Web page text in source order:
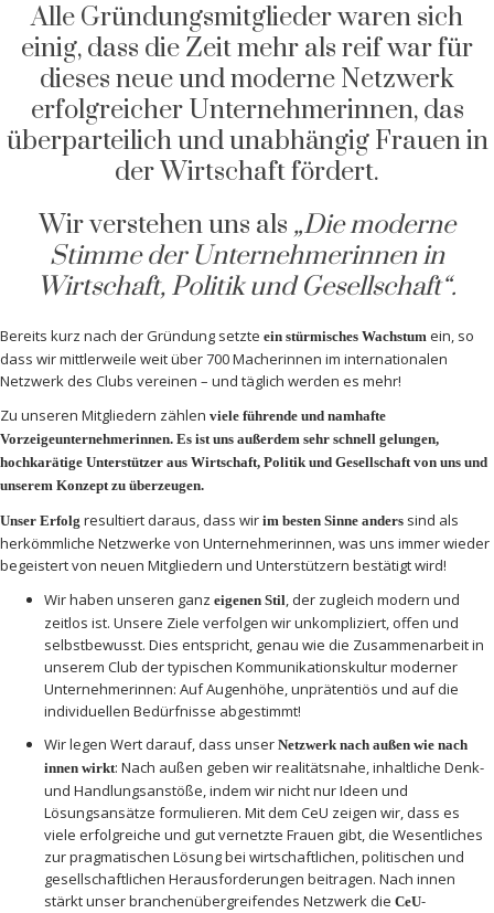
Alle Gründungsmitglieder waren sich
einig, dass die Zeit mehr als reif war für
dieses neue und moderne Netzwerk
erfolgreicher Unternehmerinnen, das
überparteilich und unabhängig Frauen in
der Wirtschaft fördert.
Wir verstehen uns als „Die moderne
Stimme der Unternehmerinnen in
Wirtschaft, Politik und Gesellschaft“.
Bereits kurz nach der Gründung setzte ein stürmisches Wachstum ein, so
dass wir mittlerweile weit über 700 Macherinnen im internationalen
Netzwerk des Clubs vereinen – und täglich werden es mehr!
Zu unseren Mitgliedern zählen viele führende und namhafte
Vorzeigeunternehmerinnen. Es ist uns außerdem sehr schnell gelungen,
hochkarätige Unterstützer aus Wirtschaft, Politik und Gesellschaft von uns und
unserem Konzept zu überzeugen.
Unser Erfolg resultiert daraus, dass wir im besten Sinne anders sind als
herkömmliche Netzwerke von Unternehmerinnen, was uns immer wieder
begeistert von neuen Mitgliedern und Unterstützern bestätigt wird!
Wir haben unseren ganz eigenen Stil, der zugleich modern und
zeitlos ist. Unsere Ziele verfolgen wir unkompliziert, offen und
selbstbewusst. Dies entspricht, genau wie die Zusammenarbeit in
unserem Club der typischen Kommunikationskultur moderner
Unternehmerinnen: Auf Augenhöhe, unprätentiös und auf die
individuellen Bedürfnisse abgestimmt!
Wir legen Wert darauf, dass unser Netzwerk nach außen wie nach
innen wirkt: Nach außen geben wir realitätsnahe, inhaltliche Denk-
und Handlungsanstöße, indem wir nicht nur Ideen und
Lösungsansätze formulieren. Mit dem CeU zeigen wir, dass es
viele erfolgreiche und gut vernetzte Frauen gibt, die Wesentliches
zur pragmatischen Lösung bei wirtschaftlichen, politischen und
gesellschaftlichen Herausforderungen beitragen. Nach innen
stärkt unser branchenübergreifendes Netzwerk die CeU-